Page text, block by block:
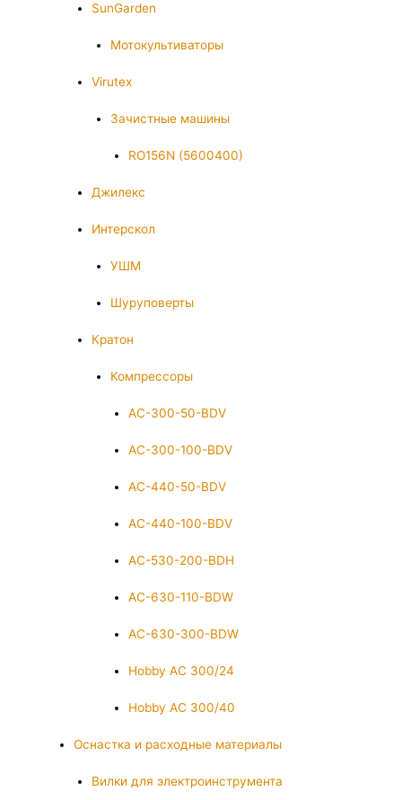
SunGarden
Мотокультиваторы
Virutex
Зачистные машины
RO156N (5600400)
Джилекс
Интерскол
УШМ
Шуруповерты
Кратон
Компрессоры
AC-300-50-BDV
AC-300-100-BDV
AC-440-50-BDV
AC-440-100-BDV
AC-530-200-BDH
AC-630-110-BDW
AC-630-300-BDW
Hobby AC 300/24
Hobby AC 300/40
Оснастка и расходные материалы
Вилки для электроинструмента